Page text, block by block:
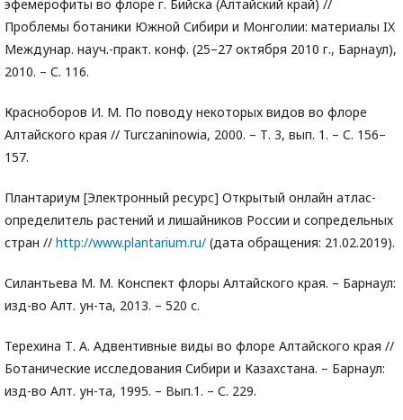
эфемерофиты во флоре г. Бийска (Алтайский край) //
Проблемы ботаники Южной Сибири и Монголии: материалы IX
Междунар. науч.-практ. конф. (25–27 октября 2010 г., Барнаул),
2010. – С. 116.
Красноборов И. М. По поводу некоторых видов во флоре
Алтайского края // Turczaninowia, 2000. – Т. 3, вып. 1. – С. 156–
157.
Плантариум [Электронный ресурс] Открытый онлайн атлас-
определитель растений и лишайников России и сопредельных
стран // http://www.plantarium.ru/ (дата обращения: 21.02.2019).
Силантьева М. М. Конспект флоры Алтайского края. – Барнаул:
изд-во Алт. ун-та, 2013. – 520 с.
Терехина Т. А. Адвентивные виды во флоре Алтайского края //
Ботанические исследования Сибири и Казахстана. – Барнаул:
изд-во Алт. ун-та, 1995. – Вып.1. – С. 229.